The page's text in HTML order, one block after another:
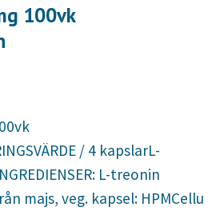
100vk
/ 4 kapslarL-
L-treonin
majs, veg. kapsel: HPMCellu